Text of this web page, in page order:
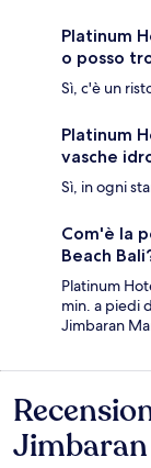
Platinum
o posso
Sì, c'è un
Platinum
vasche
Sì, in ogni
Com'è la
Beach
Platinum
min. a piedi
Jimbaran
Recensioni